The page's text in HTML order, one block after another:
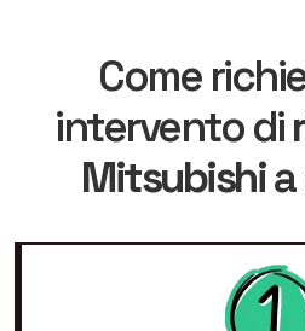
Come
intervento di
Mitsubishia